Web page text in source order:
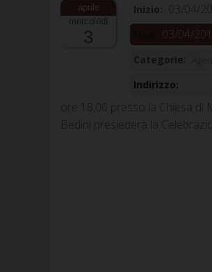
mercoledì
3
Inizio: 03/04/
03/04/
Categorie:
Indirizzo:
ore 18,00 presso la Chiesa
Bedini presiederà la